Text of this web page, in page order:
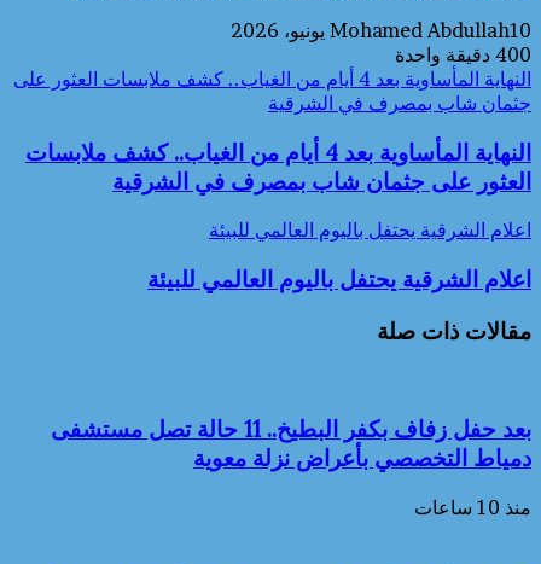
Mohamed Abdullah10 يونيو، 2026
400 دقيقة واحدة
النهاية المأساوية بعد 4 أيام من الغياب.. كشف ملابسات العثور على
جثمان شاب بمصرف في الشرقية
النهاية المأساوية بعد 4 أيام من الغياب.. كشف ملابسات
العثور على جثمان شاب بمصرف في الشرقية
اعلام الشرقية يحتفل باليوم العالمي للبيئة
اعلام الشرقية يحتفل باليوم العالمي للبيئة
مقالات ذات صلة
بعد حفل زفاف بكفر البطيخ.. 11 حالة تصل مستشفى
دمياط التخصصي بأعراض نزلة معوية
منذ 10 ساعات